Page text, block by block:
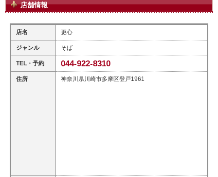
店舗情報
店名 更心
ジャンル そば
TEL・予約 044-922-8310
住所 神奈川県川崎市多摩区登戸1961